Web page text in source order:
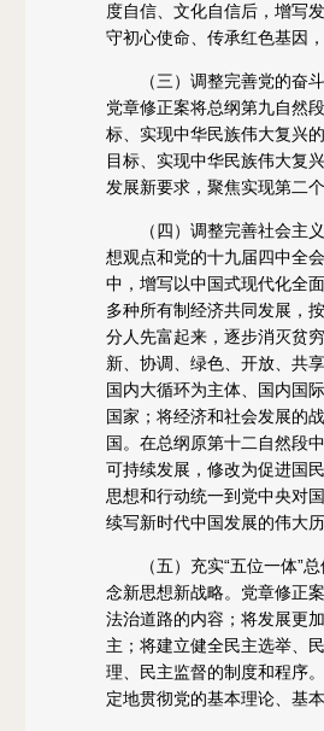
度自信、文化自信后，增写
守初心使命、传承红色基因
（三）调整完善党的奋斗
党章修正案将总纲第九自然
标、实现中华民族伟大复兴
目标、实现中华民族伟大复
发展新要求，聚焦实现第二
（四）调整完善社会主义
想观点和党的十九届四中全
中，增写以中国式现代化全
多种所有制经济共同发展，
分人先富起来，逐步消灭贫
新、协调、绿色、开放、共
国内大循环为主体、国内国
国家；将经济和社会发展的
国。在总纲原第十二自然段
可持续发展，修改为促进国
思想和行动统一到党中央对
续写新时代中国发展的伟大历
（五）充实“五位一体”总
念新思想新战略。党章修正
法治道路的内容；将发展更
主；将建立健全民主选举、
理、民主监督的制度和程序
定地贯彻党的基本理论、基